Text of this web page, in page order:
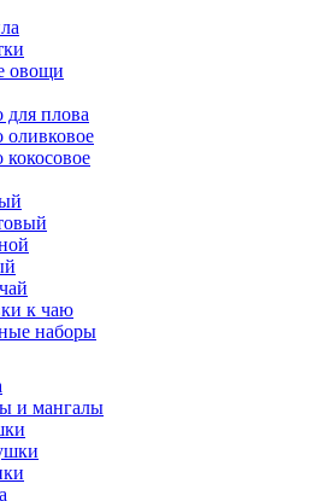
овощи
для плова
оливковое
к чаю
наборы
и мангалы